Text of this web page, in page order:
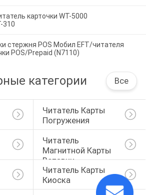
карточки WT-5000
310
стержня POS Мобил EFT/читателя
POS/Prepaid (N7110)
категории Все
Читатель Карты
Погружения
Читатель
Магнитной Карты
Вставки
Читатель Карты
Киоска